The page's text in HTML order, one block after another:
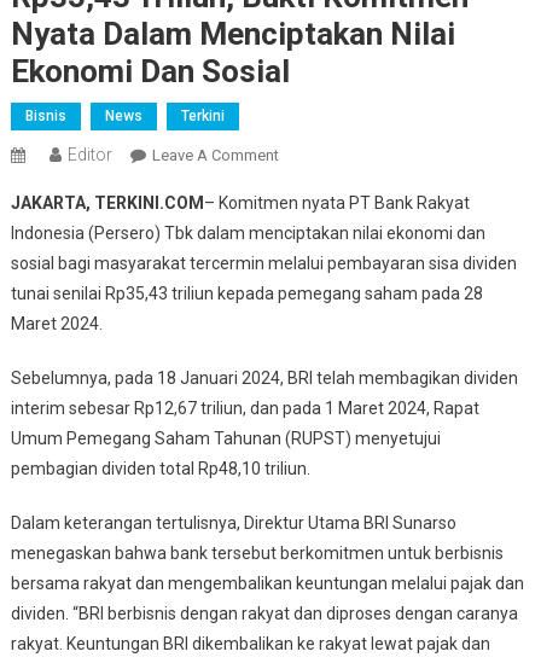
Nyata Dalam Menciptakan Nilai
Ekonomi Dan Sosial
Bisnis News Terkini
Editor Leave A CommentOn
Bayarkan
Sisa
Dividen
Tunai
Bukti
Komitmen
Nyata
Dalam
Nilai
Ekonomi
JAKARTA, TERKINI.COM – Komitmen nyata PT Bank Rakyat
Indonesia (Persero) Tbk dalam menciptakan nilai ekonomi dan
sosial bagi masyarakat tercermin melalui pembayaran sisa dividen
tunai senilai Rp35,43 triliun kepada pemegang saham pada 28
Maret 2024.
Sebelumnya, pada 18 Januari 2024, BRI telah membagikan dividen
interim sebesar Rp12,67 triliun, dan pada 1 Maret 2024, Rapat
Umum Pemegang Saham Tahunan (RUPST) menyetujui
pembagian dividen total Rp48,10 triliun.
Dalam keterangan tertulisnya, Direktur Utama BRI Sunarso
menegaskan bahwa bank tersebut berkomitmen untuk berbisnis
bersama rakyat dan mengembalikan keuntungan melalui pajak dan
dividen. “BRI berbisnis dengan rakyat dan diproses dengan caranya
rakyat. Keuntungan BRI dikembalikan ke rakyat lewat pajak dan